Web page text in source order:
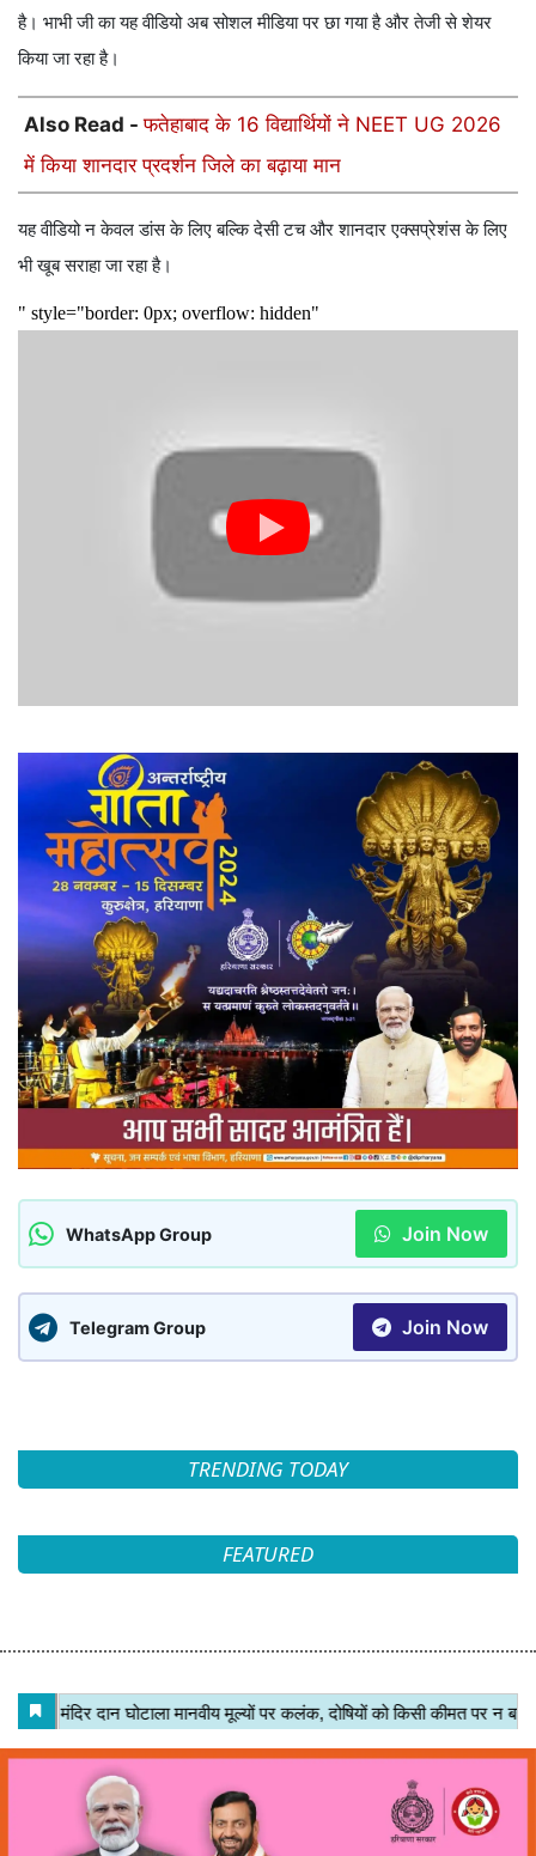
है। भाभी जी का यह वीडियो अब सोशल मीडिया पर छा गया है और तेजी से शेयर
किया जा रहा है।
Also Read -फतेहाबाद के 16 विद्यार्थियों ने NEET UG 2026
में किया शानदार प्रदर्शन जिले का बढ़ाया मान
यह वीडियो न केवल डांस के लिए बल्कि देसी टच और शानदार एक्सप्रेशंस के लिए
भी खूब सराहा जा रहा है।
WhatsApp Group Join Now
Telegram Group Join Now
TRENDING TODAY
FEATURED